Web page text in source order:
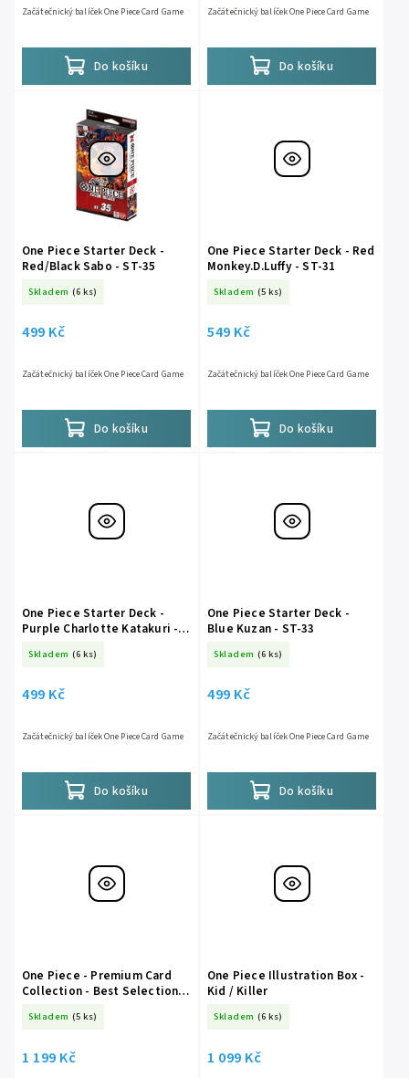
Do košíku
Začátečnický balíček One Piece Card Game
Do košíku
Začátečnický balíček One Piece Card Game
One Piece Starter Deck -
Red/Black Sabo - ST-35
Skladem (6 ks)
499 Kč
Do košíku
Začátečnický balíček One Piece Card Game
One Piece Starter Deck - Red
Monkey.D.Luffy - ST-31
Skladem (5 ks)
549 Kč
Do košíku
Začátečnický balíček One Piece Card Game
One Piece Starter Deck -
Purple Charlotte Katakuri -
Skladem (6 ks)
499 Kč
Do košíku
Začátečnický balíček One Piece Card Game
One Piece Starter Deck -
Blue Kuzan - ST-33
Skladem (6 ks)
499 Kč
Do košíku
Začátečnický balíček One Piece Card Game
One Piece - Premium Card
Collection - Best Selection
Skladem (5 ks)
1 199 Kč
One Piece Illustration Box -
Kid / Killer
Skladem (6 ks)
1 099 Kč